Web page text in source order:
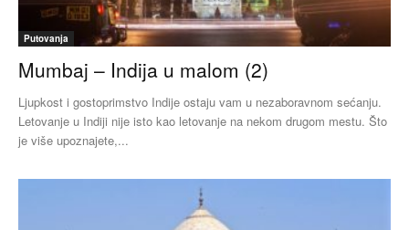
Putovanja
Mumbaj – Indija u malom (2)
Ljupkost i gostoprimstvo Indije ostaju vam u nezaboravnom sećanju.
Letovanje u Indiji nije isto kao letovanje na nekom drugom mestu. Što
je više upoznajete,...